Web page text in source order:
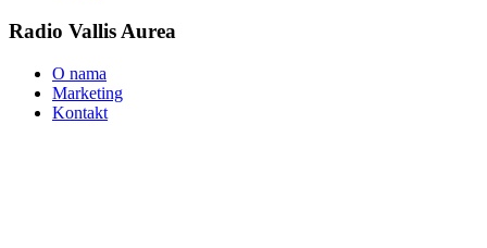
Radio Vallis Aurea
O nama
Marketing
Kontakt